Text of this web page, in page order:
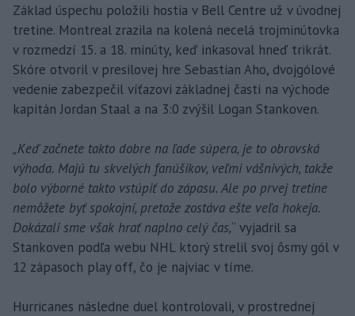
Základ úspechu položili hostia v Bell Centre už v úvodnej
tretine. Montreal zrazila na kolená necelá trojminútovka
v rozmedzí 15. a 18. minúty, keď inkasoval hneď trikrát.
Skóre otvoril v presilovej hre Sebastian Aho, dvojgólové
vedenie zabezpečil víťazovi základnej časti na východe
kapitán Jordan Staal a na 3:0 zvýšil Logan Stankoven.
„Keď začnete takto dobre na ľade súpera, je to obrovská
výhoda. Majú tu skvelých fanúšikov, veľmi vášnivých, takže
bolo výborné takto vstúpiť do zápasu. Ale po prvej tretine
nemôžete byť spokojní, pretože zostáva ešte veľa hokeja.
Dokázali sme však hrať naplno celý čas,“ vyjadril sa
Stankoven podľa webu NHL ktorý strelil svoj ôsmy gól v
12 zápasoch play off, čo je najviac v tíme.
Hurricanes následne duel kontrolovali, v prostrednej